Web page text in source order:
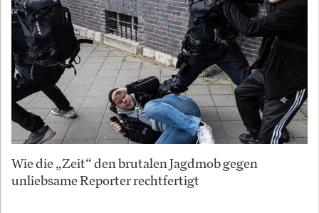
Wie die „Zeit“ den brutalen Jagdmob gegen
unliebsame Reporter rechtfertigt